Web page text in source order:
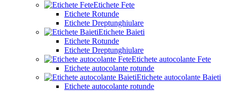
Etichete Fete
Etichete Rotunde
Etichete Dreptunghiulare
Etichete Baieti
Etichete Rotunde
Etichete Dreptunghiulare
Etichete autocolante Fete
Etichete autocolante rotunde
Etichete autocolante Baieti
Etichete autocolante rotunde